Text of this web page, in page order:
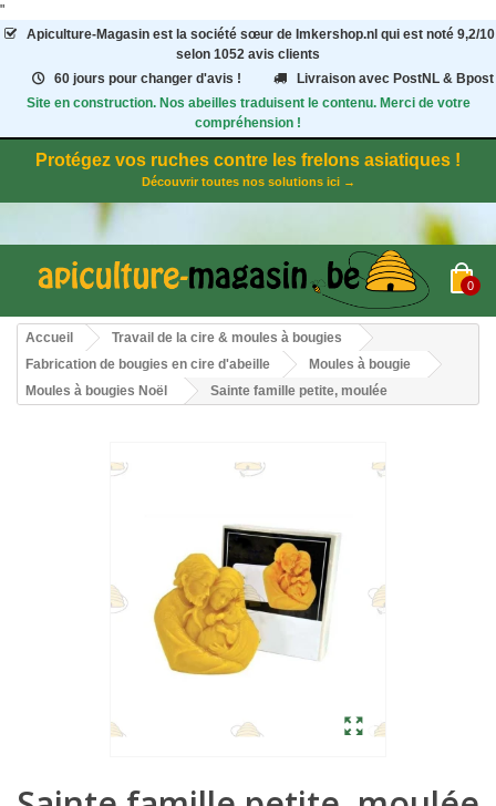
"
Apiculture-Magasinest la société sœur de Imkershop.nl qui est noté 9,2/10
selon 1052 avis clients
60 jours pour changer d'avis !
Livraison avec PostNL & Bpost
Site en construction. Nos abeilles traduisent le contenu. Merci de votre
compréhension !
Protégez vos ruches contre les frelons asiatiques !
Découvrir toutes nos solutions ici →
0
Accueil
Travail de la cire & moules à bougies
Fabrication de bougies en cire d'abeille
Moules à bougie
Moules à bougies Noël
Sainte famille petite, moulée